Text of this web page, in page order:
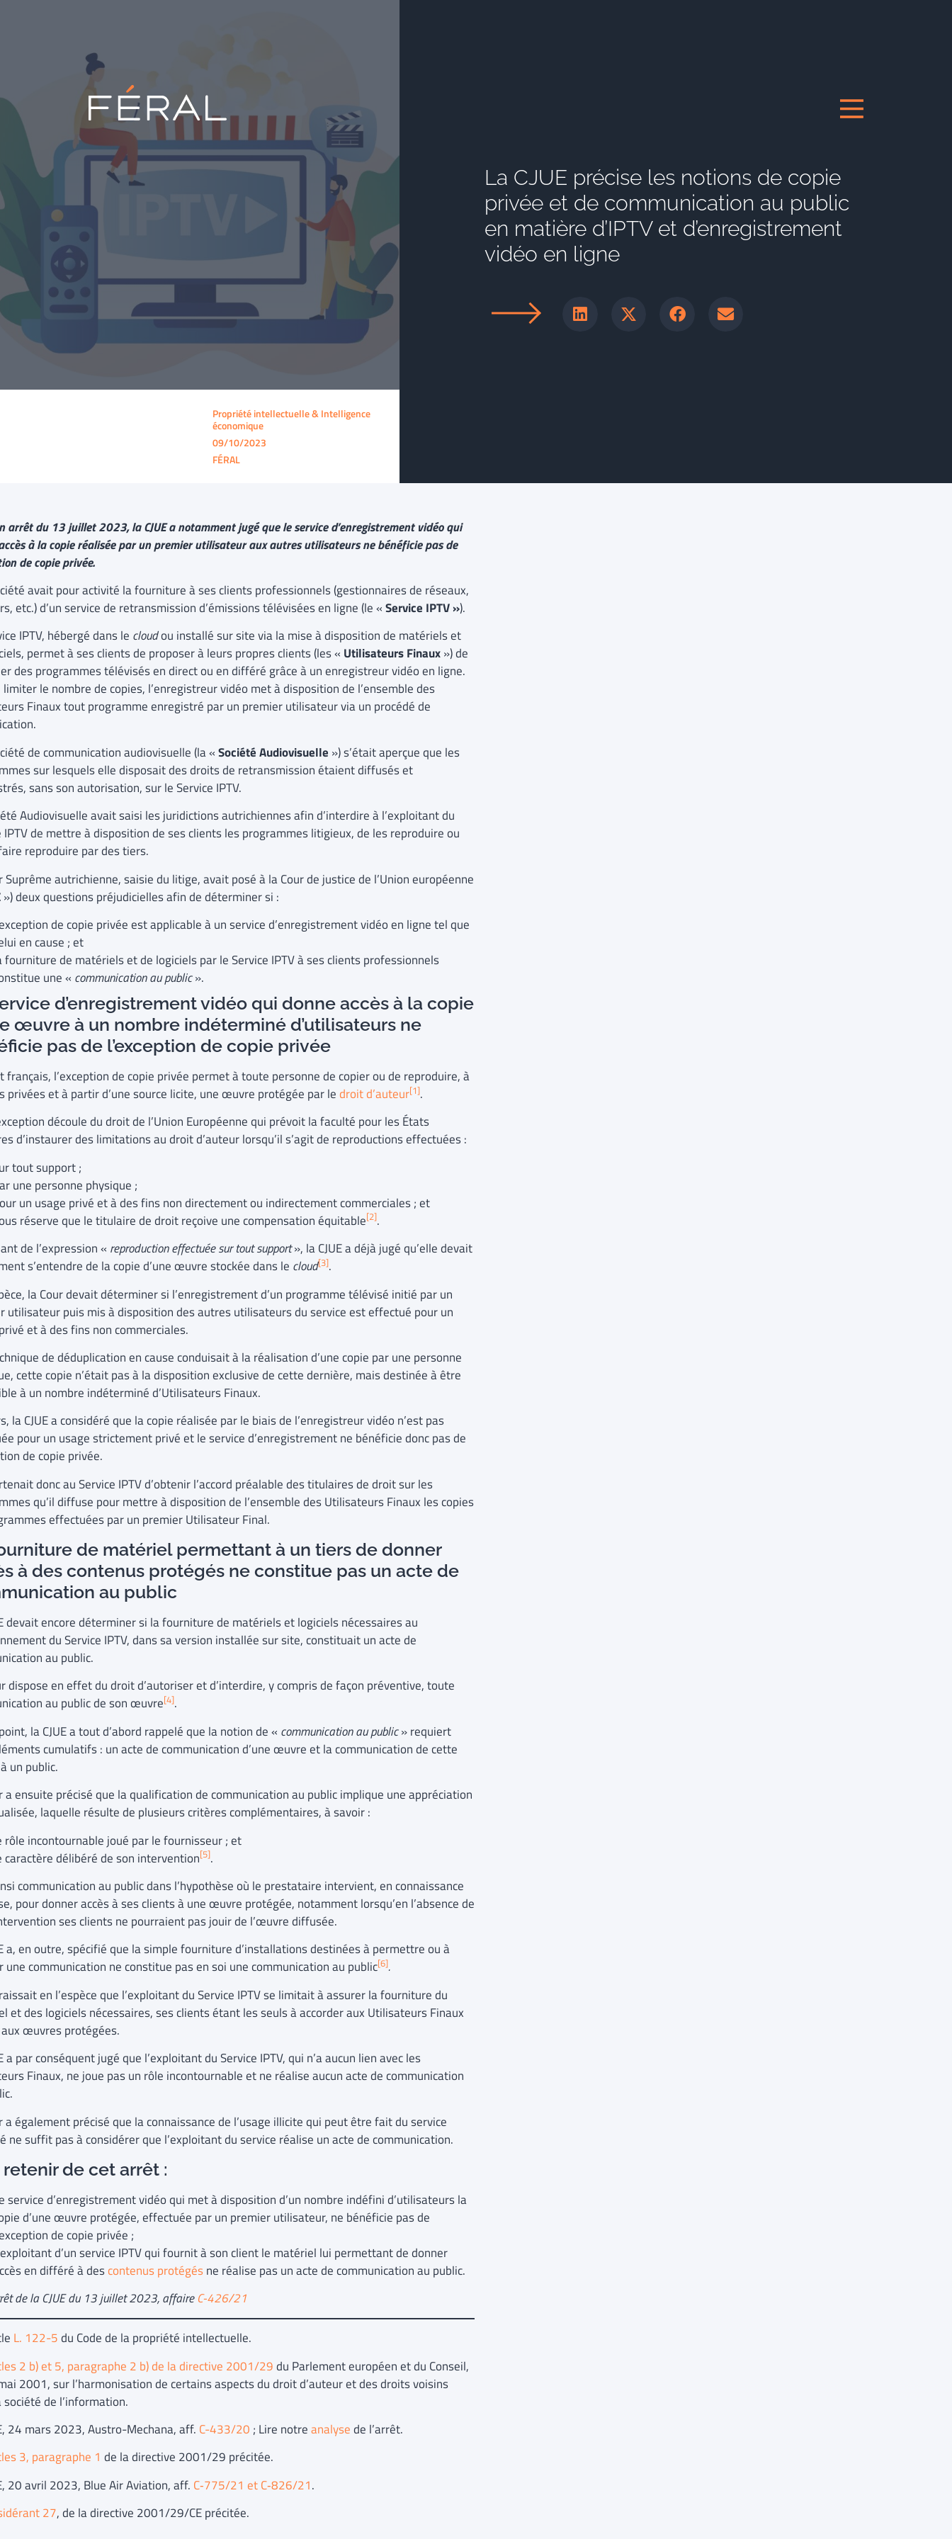
Propriété intellectuelle & Intelligence
économique
09/10/2023
FÉRAL
La CJUE précise les notions de copie
privée et de communication au public
en matière d’IPTV et d’enregistrement
vidéo en ligne
arrêt du 13 juillet 2023, la CJUE a notamment jugé que le service d’enregistrement vidéo qui
à la copie réalisée par un premier utilisateur aux autres utilisateurs ne bénéficie pas de
de copie privée.
avait pour activité la fourniture à ses clients professionnels (gestionnaires de réseaux,
etc.) d’un service de retransmission d’émissions télévisées en ligne (le «Service IPTV »).
IPTV, hébergé dans le cloudou installé sur site via la mise à disposition de matériels et
permet à ses clients de proposer à leurs propres clients (les « Utilisateurs Finaux») de
des programmes télévisés en direct ou en différé grâce à un enregistreur vidéo en ligne.
le nombre de copies, l’enregistreur vidéo met à disposition de l’ensemble des
Finaux tout programme enregistré par un premier utilisateur via un procédé de
de communication audiovisuelle (la «Société Audiovisuelle ») s’était aperçue que les
sur lesquels elle disposait des droits de retransmission étaient diffusés et
sans son autorisation, sur le Service IPTV.
Audiovisuelle avait saisi les juridictions autrichiennes afin d’interdire à l’exploitant du
IPTV de mettre à disposition de ses clients les programmes litigieux, de les reproduire ou
reproduire par des tiers.
Suprême autrichienne, saisie du litige, avait posé à la Cour de justice de l’Union européenne
») deux questions préjudicielles afin de déterminer si :
de copie privée est applicable à un service d’enregistrement vidéo en ligne tel que
en cause ; et
fourniture de matériels et de logiciels par le Service IPTV à ses clients professionnels
une « communication au public».
d’enregistrement vidéo qui donne accès à la copie
œuvre à un nombre indéterminé d’utilisateurs ne
pas de l’exception de copie privée
français, l’exception de copie privée permet à toute personne de copier ou de reproduire, à
privées et à partir d’une source licite, une œuvre protégée par ledroit d’auteur[1].
découle du droit de l’Union Européenne qui prévoit la faculté pour les États
d’instaurer des limitations au droit d’auteur lorsqu’il s’agit de reproductions effectuées :
tout support ;
une personne physique ;
un usage privé et à des fins non directement ou indirectement commerciales ; et
réserve que le titulaire de droit reçoive une compensation équitable[2].
de l’expression « reproduction effectuée sur tout support», la CJUE a déjà jugé qu’elle devait
s’entendre de la copie d’une œuvre stockée dans le cloud[3].
la Cour devait déterminer si l’enregistrement d’un programme télévisé initié par un
utilisateur puis mis à disposition des autres utilisateurs du service est effectué pour un
et à des fins non commerciales.
de déduplication en cause conduisait à la réalisation d’une copie par une personne
cette copie n’était pas à la disposition exclusive de cette dernière, mais destinée à être
à un nombre indéterminé d’Utilisateurs Finaux.
la CJUE a considéré que la copie réalisée par le biais de l’enregistreur vidéo n’est pas
pour un usage strictement privé et le service d’enregistrement ne bénéficie donc pas de
de copie privée.
donc au Service IPTV d’obtenir l’accord préalable des titulaires de droit sur les
qu’il diffuse pour mettre à disposition de l’ensemble des Utilisateurs Finaux les copies
effectuées par un premier Utilisateur Final.
de matériel permettant à un tiers de donner
à des contenus protégés ne constitue pas un acte de
au public
devait encore déterminer si la fourniture de matériels et logiciels nécessaires au
du Service IPTV, dans sa version installée sur site, constituait un acte de
au public.
dispose en effet du droit d’autoriser et d’interdire, y compris de façon préventive, toute
au public de son œuvre[4].
la CJUE a tout d’abord rappelé que la notion de « communication au public» requiert
cumulatifs : un acte de communication d’une œuvre et la communication de cette
un public.
a ensuite précisé que la qualification de communication au public implique une appréciation
laquelle résulte de plusieurs critères complémentaires, à savoir :
rôle incontournable joué par le fournisseur ; et
caractère délibéré de son intervention[5].
communication au public dans l’hypothèse où le prestataire intervient, en connaissance
pour donner accès à ses clients à une œuvre protégée, notamment lorsqu’en l’absence de
ses clients ne pourraient pas jouir de l’œuvre diffusée.
a, en outre, spécifié que la simple fourniture d’installations destinées à permettre ou à
une communication ne constitue pas en soi une communication au public[6].
en l’espèce que l’exploitant du Service IPTV se limitait à assurer la fourniture du
et des logiciels nécessaires, ses clients étant les seuls à accorder aux Utilisateurs Finaux
aux œuvres protégées.
a par conséquent jugé que l’exploitant du Service IPTV, qui n’a aucun lien avec les
Finaux, ne joue pas un rôle incontournable et ne réalise aucun acte de communication
a également précisé que la connaissance de l’usage illicite qui peut être fait du service
ne suffit pas à considérer que l’exploitant du service réalise un acte de communication.
retenir de cet arrêt :
service d’enregistrement vidéo qui met à disposition d’un nombre indéfini d’utilisateurs la
d’une œuvre protégée, effectuée par un premier utilisateur, ne bénéficie pas de
de copie privée ;
d’un service IPTV qui fournit à son client le matériel lui permettant de donner
en différé à descontenus protégésne réalise pas un acte de communication au public.
de la CJUE du 13 juillet 2023, affaireC-426/21
L. 122-5du Code de la propriété intellectuelle.
2 b) et 5, paragraphe 2 b) de la directive 2001/29du Parlement européen et du Conseil,
2001, sur l’harmonisation de certains aspects du droit d’auteur et des droits voisins
société de l’information.
24 mars 2023, Austro-Mechana, aff. C-433/20 ; Lire notreanalysede l’arrêt.
3, paragraphe 1 de la directive 2001/29 précitée.
20 avril 2023, Blue Air Aviation, aff. C‑775/21 et C‑826/21.
27, de la directive 2001/29/CE précitée.